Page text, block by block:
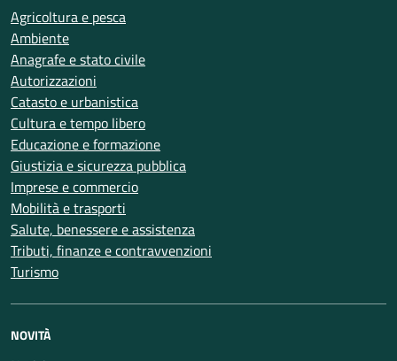
Agricoltura e pesca
Ambiente
Anagrafe e stato civile
Autorizzazioni
Catasto e urbanistica
Cultura e tempo libero
Educazione e formazione
Giustizia e sicurezza pubblica
Imprese e commercio
Mobilità e trasporti
Salute, benessere e assistenza
Tributi, finanze e contravvenzioni
Turismo
NOVITÀ